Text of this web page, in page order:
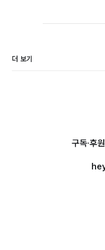
더 보기
구독·후원